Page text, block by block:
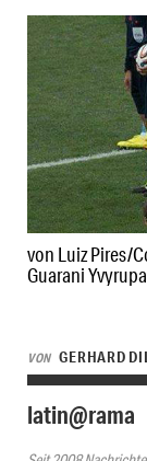
von Luiz Pires/
Guarani Yvyrupa
VON GERHARD
latin@rama